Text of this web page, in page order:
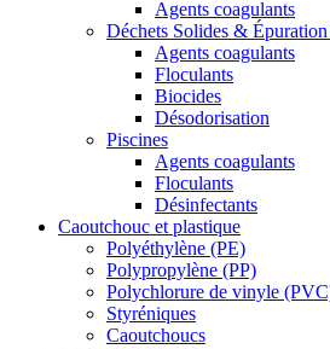
Agents coagulants
Déchets Solides &
Agents coagulants
Floculants
Biocides
Désodorisation
Piscines
Agents coagulants
Floculants
Désinfectants
Caoutchouc et plastique
Polyéthylène (PE)
Polypropylène (PP)
Polychlorure de vinyle
Styréniques
Caoutchoucs